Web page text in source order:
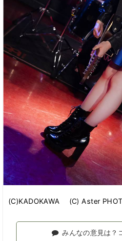
(C)KADOKAWA (C) Aster
みんなの意見は？